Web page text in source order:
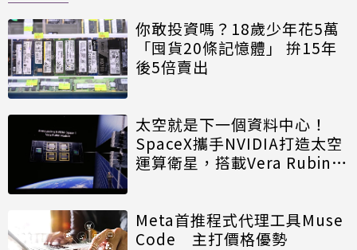
你敢投資嗎？18歲少年花5萬
「囤貨20條記憶體」 拚15年
後5倍賣出
太空就是下一個資料中心！
SpaceX攜手NVIDIA打造太空
運算衛星，搭載Vera Rubin運
Meta首推程式代理工具Muse
Code 主打價格優勢